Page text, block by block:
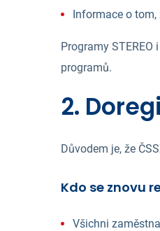
Informace o
Programy
programů.
2.
Důvodem je, že
Kdo se znovu
Všichni